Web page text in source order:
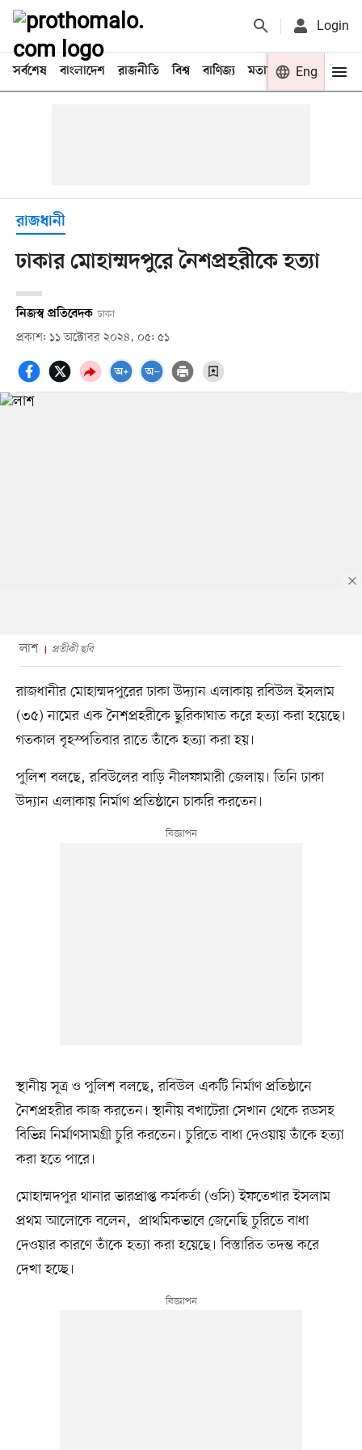
Login
সর্বশেষ বাংলাদেশ রাজনীতি বিশ্ব বাণিজ্য মতামত খেলা
Eng
রাজধানী
ঢাকার মোহাম্মদপুরে নৈশপ্রহরীকে হত্যা
নিজস্ব প্রতিবেদক ঢাকা
প্রকাশ: ১১ অক্টোবর ২০২৪, ০৫: ৫১
লাশ প্রতীকী ছবি
রাজধানীর মোহাম্মদপুরের ঢাকা উদ্যান এলাকায় রবিউল ইসলাম
(৩৫) নামের এক নৈশপ্রহরীকে ছুরিকাঘাত করে হত্যা করা হয়েছে।
‌গতকাল বৃহস্পতিবার রাতে তাঁকে হত্যা করা হয়।
পুলিশ বলছে, রবিউলের বাড়ি নীলফামারী জেলায়। তিনি ঢাকা
উদ্যান এলাকায় নির্মাণ প্রতিষ্ঠানে চাকরি করতেন।
স্থানীয় সূত্র ও পুলিশ বলছে, রবিউল একটি নির্মাণ প্রতিষ্ঠানে
নৈশপ্রহরীর কাজ করতেন। ‌স্থানীয় বখাটেরা সেখান থেকে রডসহ
বিভিন্ন নির্মাণসামগ্রী চুরি করতেন। চুরিতে বাধা দেওয়ায় তাঁকে হত্যা
করা হতে পারে।
মোহাম্মদপুর থানার ভারপ্রাপ্ত কর্মকর্তা (ওসি) ইফতেখার ইসলাম
প্রথম আলোকে বলেন, প্রাথমিকভাবে জেনেছি চুরিতে বাধা
দেওয়ার কারণে তাঁকে হত্যা করা হয়েছে। বিস্তারিত তদন্ত করে
দেখা হচ্ছে।